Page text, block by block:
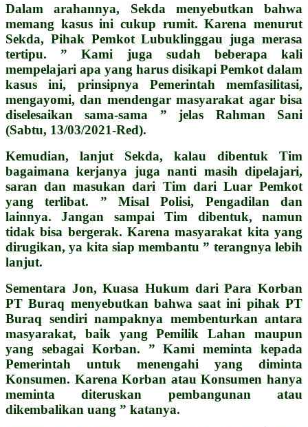
Dalam arahannya, Sekda menyebutkan bahwa
memang kasus ini cukup rumit. Karena menurut
Sekda, Pihak Pemkot Lubuklinggau juga merasa
tertipu. ” Kami juga sudah beberapa kali
mempelajari apa yang harus disikapi Pemkot dalam
kasus ini, prinsipnya Pemerintah memfasilitasi,
mengayomi, dan mendengar masyarakat agar bisa
diselesaikan sama-sama ” jelas Rahman Sani
(Sabtu, 13/03/2021-Red).
Kemudian, lanjut Sekda, kalau dibentuk Tim
bagaimana kerjanya juga nanti masih dipelajari,
saran dan masukan dari Tim dari Luar Pemkot
yang terlibat. ” Misal Polisi, Pengadilan dan
lainnya. Jangan sampai Tim dibentuk, namun
tidak bisa bergerak. Karena masyarakat kita yang
dirugikan, ya kita siap membantu ” terangnya lebih
lanjut.
Sementara Jon, Kuasa Hukum dari Para Korban
PT Buraq menyebutkan bahwa saat ini pihak PT
Buraq sendiri nampaknya membenturkan antara
masyarakat, baik yang Pemilik Lahan maupun
yang sebagai Korban. ” Kami meminta kepada
Pemerintah untuk menengahi yang diminta
Konsumen. Karena Korban atau Konsumen hanya
meminta diteruskan pembangunan atau
dikembalikan uang ” katanya.